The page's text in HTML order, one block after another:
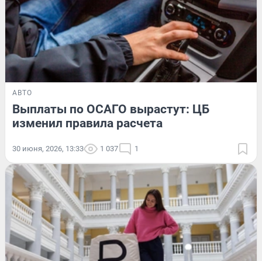
АВТО
Выплаты по ОСАГО вырастут: ЦБ
изменил правила расчета
30 июня, 2026, 13:33 1 037 1